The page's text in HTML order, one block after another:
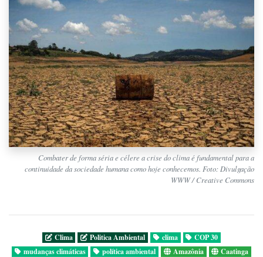
Combater de forma séria e célere a crise do clima é fundamental para a
continuidade da sociedade humana como hoje conhecemos. Foto: Divulgação
WWW / Creative Commons
Clima Politica Ambiental clima
COP 30
mudanças climáticas
política ambiental Amazônia
Caatinga